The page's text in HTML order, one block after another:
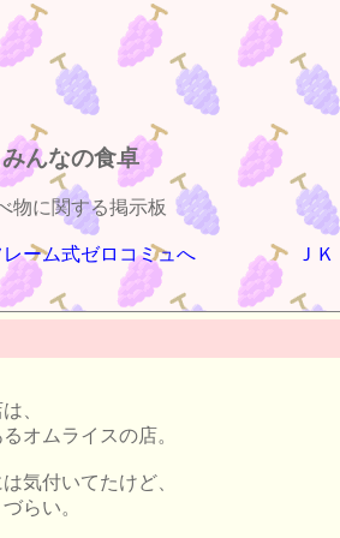
みんなの食卓
物に関する掲示板
レーム式ゼロコミュへ Ｊ
、
オムライスの店。
気付いてたけど、
らい。